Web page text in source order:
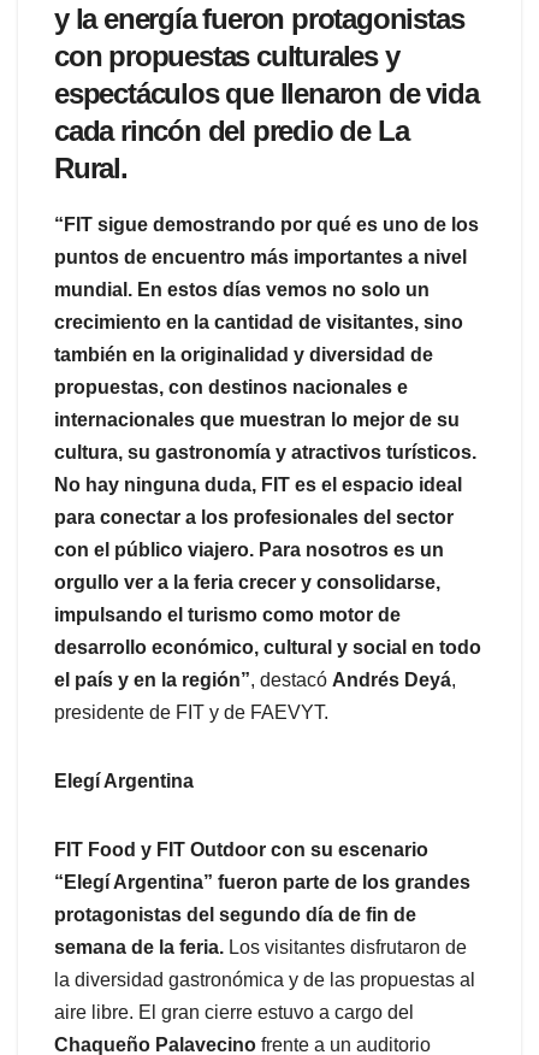
y la energía fueron protagonistas
con propuestas culturales y
espectáculos que llenaron de vida
cada rincón del predio de La
Rural.
“FIT sigue demostrando por qué es uno de los
puntos de encuentro más importantes a nivel
mundial. En estos días vemos no solo un
crecimiento en la cantidad de visitantes, sino
también en la originalidad y diversidad de
propuestas, con destinos nacionales e
internacionales que muestran lo mejor de su
cultura, su gastronomía y atractivos turísticos.
No hay ninguna duda, FIT es el espacio ideal
para conectar a los profesionales del sector
con el público viajero. Para nosotros es un
orgullo ver a la feria crecer y consolidarse,
impulsando el turismo como motor de
desarrollo económico, cultural y social en todo
el país y en la región”, destacó Andrés Deyá,
presidente de FIT y de FAEVYT.
Elegí Argentina
FIT Food y FIT Outdoor con su escenario
“Elegí Argentina” fueron parte de los grandes
protagonistas del segundo día de fin de
semana de la feria. Los visitantes disfrutaron de
la diversidad gastronómica y de las propuestas al
aire libre. El gran cierre estuvo a cargo del
Chaqueño Palavecino frente a un auditorio